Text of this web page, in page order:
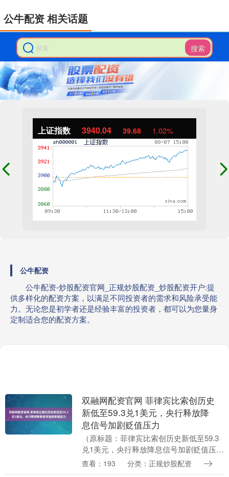
搜索
上证指数 3940.04 39.68 1.02%
公牛配资
公牛配资-炒股配资官网_正规炒股配资_炒股配资开户:提
供多样化的配资方案，以满足不同投资者的需求和风险承受能
力。无论您是初学者还是经验丰富的投资者，都可以为您量身
定制适合您的配资方案。
公牛配资 相关话题
双融网配资官网 菲律宾比索创历史
新低至59.3兑1美元，央行释放降
息信号加剧贬值压力
（原标题：菲律宾比索创历史新低至59.3
兑1美元，央行释放降息信号加剧贬值压
力） 金吾财讯|菲律宾比索汇率跌至59.3比
查看：193 分类：正规炒股配资